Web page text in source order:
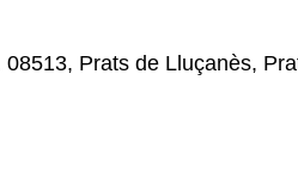
Prats de Lluçanès,